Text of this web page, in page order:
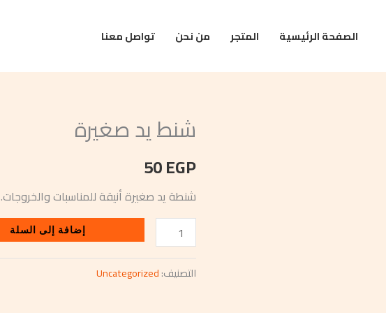
الصفحة الرئيسية المتجر من نحن تواصل معنا
شنط يد صغيرة
50EGP
شنطة يد صغيرة أنيقة للمناسبات والخروجات.
كمية
يد
صغيرة
إضافة إلى السلة
التصنيف:Uncategorized